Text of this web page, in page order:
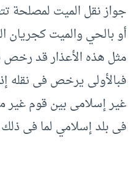
جواز نقل الميت لمصلحة
أو بالحي والميت كجريان
مثل هذه الأعذار قد رخص
فبالأولى يرخص فى نقله
غير إسلامى بين قوم غير
فى بلد إسلامي لما فى